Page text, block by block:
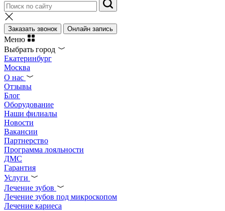
Заказать звонок Онлайн запись
Меню
Выбрать город
Екатеринбург
Москва
О нас
Отзывы
Блог
Оборудование
Наши филиалы
Новости
Вакансии
Партнерство
Программа лояльности
ДМС
Гарантия
Услуги
Лечение зубов
Лечение зубов под микроскопом
Лечение кариеса